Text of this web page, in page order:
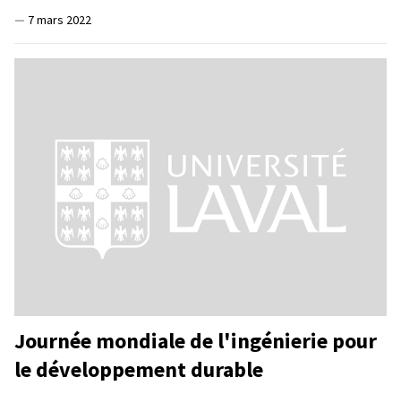
— 7 mars 2022
Journée mondiale de l'ingénierie pour
le développement durable